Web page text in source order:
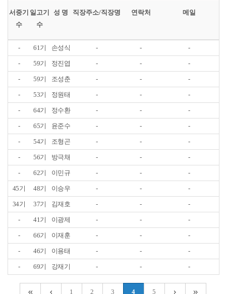
서중기
수
일고기
수
성 명 직장주소/직장명 연락처 메일
- 61기 손성식 - - -
- 59기 정진엽 - - -
- 59기 조성춘 - - -
- 53기 정원태 - - -
- 64기 정수환 - - -
- 65기 윤준수 - - -
- 54기 조형곤 - - -
- 56기 방극채 - - -
- 62기 이민규 - - -
45기 48기 이승우 - - -
34기 37기 김재호 - - -
- 41기 이광제 - - -
- 66기 이재훈 - - -
- 46기 이용태 - - -
- 69기 강재기 - - -
1 2 3 4 5